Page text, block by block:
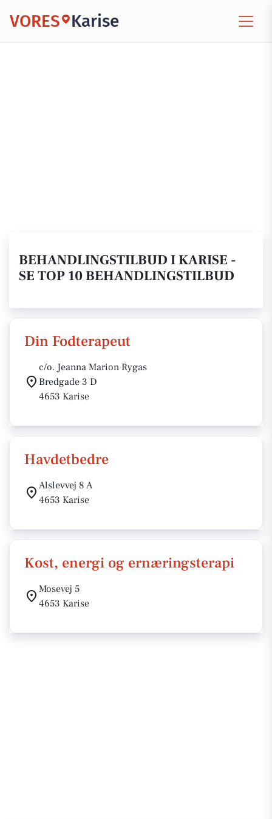
VORES Karise
BEHANDLINGSTILBUD I KARISE -
SE TOP 10 BEHANDLINGSTILBUD
Din Fodterapeut
c/o. Jeanna Marion Rygas
Bredgade 3 D
4653 Karise
Havdetbedre
Alslevvej 8 A
4653 Karise
Kost, energi og ernæringsterapi
Mosevej 5
4653 Karise